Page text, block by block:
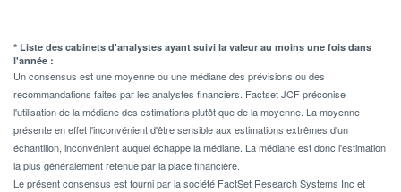
* Liste des cabinets d'analystes ayant suivi la valeur au moins une fois dans
l'année :
Un consensus est une moyenne ou une médiane des prévisions ou des
recommandations faites par les analystes financiers. Factset JCF préconise
l'utilisation de la médiane des estimations plutôt que de la moyenne. La moyenne
présente en effet l'inconvénient d'être sensible aux estimations extrêmes d'un
échantillon, inconvénient auquel échappe la médiane. La médiane est donc l'estimation
la plus généralement retenue par la place financière.
Le présent consensus est fourni par la société FactSet Research Systems Inc et